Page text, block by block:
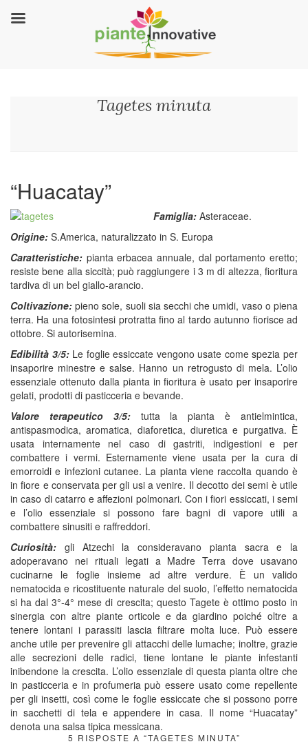
Tagetes minuta
“Huacatay”
Famiglia: Asteraceae.
Origine: S.America, naturalizzato in S. Europa
Caratteristiche: pianta erbacea annuale, dal portamento eretto;
resiste bene alla siccità; può raggiungere i 3 m di altezza, fioritura
tardiva di un bel giallo-arancio.
Coltivazione: pieno sole, suoli sia secchi che umidi, vaso o piena
terra. Ha una fotosintesi protratta fino al tardo autunno fiorisce ad
ottobre. Si autorisemina.
Edibilità 3/5:Le foglie essiccate vengono usate come spezia per
insaporire minestre e salse. Hanno un retrogusto di mela. L’olio
essenziale ottenuto dalla pianta in fioritura è usato per insaporire
gelati, prodotti di pasticceria e bevande.
Valore terapeutico 3/5:tutta la pianta è antielmintica,
antispasmodica, aromatica, diaforetica, diuretica e purgativa. È
usata internamente nel caso di gastriti, indigestioni e per
combattere i vermi. Esternamente viene usata per la cura di
emorroidi e infezioni cutanee. La pianta viene raccolta quando è
in fiore e conservata per gli usi a venire. Il decotto dei semi è utile
in caso di catarro e affezioni polmonari. Con i fiori essiccati, i semi
e l’olio essenziale si possono fare bagni di vapore utili a
combattere sinusiti e raffreddori.
Curiosità: gli Atzechi la consideravano pianta sacra e la
adoperavano nei rituali legati a Madre Terra dove usavano
cucinarne le foglie insieme ad altre verdure. È un valido
nematocida e ricostituente naturale del suolo, l’effetto nematocida
si ha dal 3°-4° mese di crescita; questo Tagete è ottimo posto in
sinergia con altre piante orticole e da giardino poiché oltre a
tenere lontani i parassiti lascia filtrare molta luce. Può essere
anche utile per prevenire gli attacchi delle lumache; inoltre, grazie
alle secrezioni delle radici, tiene lontane le piante infestanti
inibendone la crescita. L’olio essenziale di questa pianta oltre che
in pasticceria e in profumeria può essere usato come repellente
per gli insetti, così come le foglie essiccate che si possono porre
in sacchetti di tela e appendere in casa. Il nome “Huacatay”
denota una salsa tipica messicana.
5 RISPOSTE A “TAGETES MINUTA”